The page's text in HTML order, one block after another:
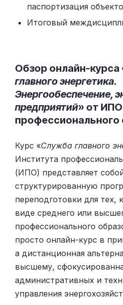
паспортизация
Итоговый
Обзор онлайн-курса
главного энергетика.
Энергообеспечение,
предприятий» от
профессионального
Курс «Служба главного
Института
(ИПО) представляет
структурированную
переподготовки для тех,
виде среднего или
профессионального
просто онлайн-курс в
а дистанционная
высшему,
административных и
управления